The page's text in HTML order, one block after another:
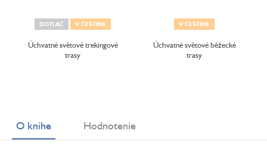
DOTLAČ V ČEŠTINE
Úchvatné světové trekingové
trasy
V ČEŠTINE
Úchvatné světové běžecké
trasy
O knihe Hodnotenie